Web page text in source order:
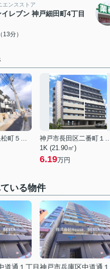
エンスストア
レブン 神戸細田町4丁目
分）
神戸市長田区浪松町５丁目
神戸市長田区二
1K (21.90㎡)
6.19万円
いる物件
道通１丁目神戸市兵庫区中道通